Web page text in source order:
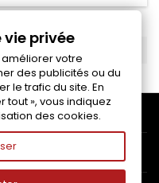
privée
votre
des publicités ou du
le trafic du site. En
tout », vous indiquez
des cookies.